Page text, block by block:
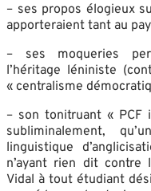
– ses propos élogieux
apporteraient tant au
– ses moqueries
l’héritage léniniste
« centralisme
– son tonitruant « PCF
subliminalement,
linguistique
n’ayant rien dit contre
Vidal à tout étudiant